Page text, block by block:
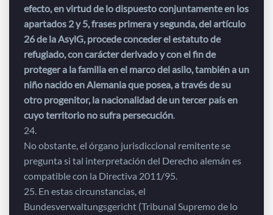
efecto, en virtud de lo dispuesto conjuntamente en los
apartados 2 y 5, frases primera y segunda, del artículo
26 de la AsylG, procede conceder el estatuto de
refugiado, con carácter derivado y con el fin de
proteger a la familia en el marco del asilo, también a un
niño nacido en Alemania que posea, a través de su
otro progenitor, la nacionalidad de un tercer país en
cuyo territorio no sufra persecución.
24.
No obstante, el órgano jurisdiccional remitente se
pregunta si tal interpretación del Derecho alemán es
compatible con la Directiva 2011/95.
25. En estas circunstancias, el
Bundesverwaltungsgericht (Tribunal Supremo de lo